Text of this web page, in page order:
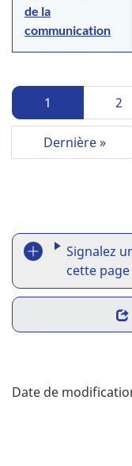
de la
communication
P
a
i
i
n
Page
courante
1 2
Dernière
page
Dernière »
R
p
o
t
Signalez
cette page
S
h
r
Date de
F